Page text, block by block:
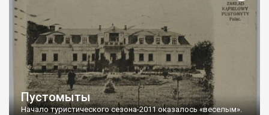
Пустомыты
Начало туристического сезона-2011 оказалось «веселым».